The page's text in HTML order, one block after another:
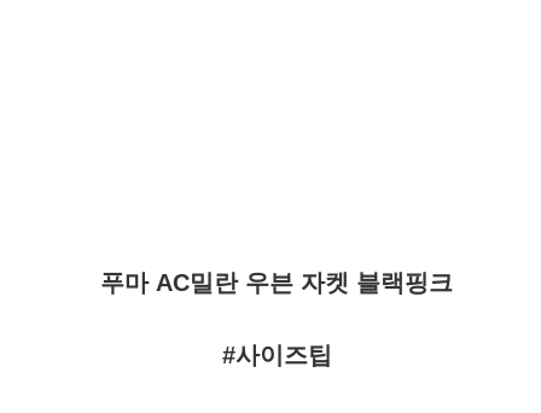
푸마 AC밀란 우븐 자켓 블랙핑크
#사이즈팁